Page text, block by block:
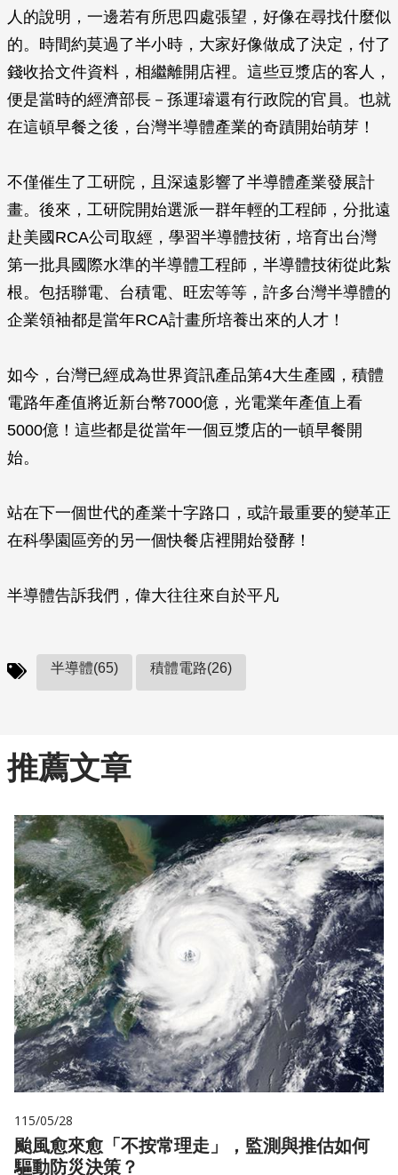
人的說明，一邊若有所思四處張望，好像在尋找什麼似
的。時間約莫過了半小時，大家好像做成了決定，付了
錢收拾文件資料，相繼離開店裡。這些豆漿店的客人，
便是當時的經濟部長－孫運璿還有行政院的官員。也就
在這頓早餐之後，台灣半導體產業的奇蹟開始萌芽！
不僅催生了工研院，且深遠影響了半導體產業發展計
畫。後來，工研院開始選派一群年輕的工程師，分批遠
赴美國RCA公司取經，學習半導體技術，培育出台灣
第一批具國際水準的半導體工程師，半導體技術從此紮
根。包括聯電、台積電、旺宏等等，許多台灣半導體的
企業領袖都是當年RCA計畫所培養出來的人才！
如今，台灣已經成為世界資訊產品第4大生產國，積體
電路年產值將近新台幣7000億，光電業年產值上看
5000億！這些都是從當年一個豆漿店的一頓早餐開
始。
站在下一個世代的產業十字路口，或許最重要的變革正
在科學園區旁的另一個快餐店裡開始發酵！
半導體告訴我們，偉大往往來自於平凡
半導體(65) 積體電路(26)
推薦文章
115/05/28
颱風愈來愈「不按常理走」，監測與推估如何
驅動防災決策？